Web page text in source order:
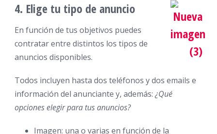
4. Elige tu tipo de anuncio
En función de tus objetivos puedes
contratar entre distintos los tipos de
anuncios disponibles.
Todos incluyen hasta dos teléfonos y dos emails e
información del anunciante y, además: ¿Qué
opciones elegir para tus anuncios?
Imagen: una o varias en función de la